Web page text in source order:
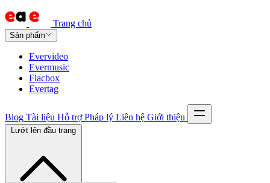
Trang chủ
Sản phẩm
Evervideo
Evermusic
Flacbox
Evertag
Blog Tài liệu Hỗ trợ Pháp lý Liên hệ Giới thiệu
Lướt lên đầu trang